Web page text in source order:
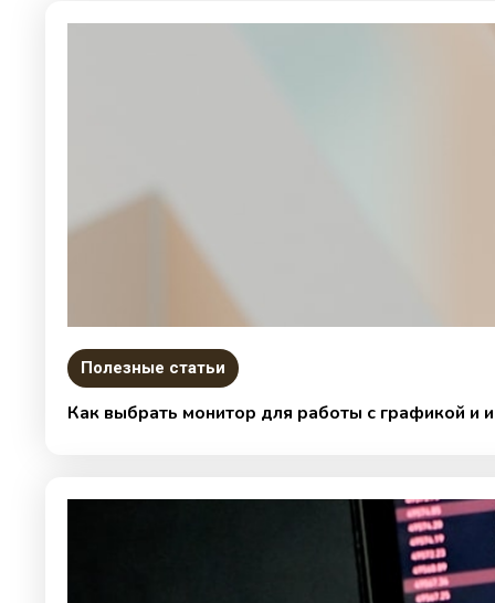
Полезные статьи
Как выбрать монитор для работы с графикой и